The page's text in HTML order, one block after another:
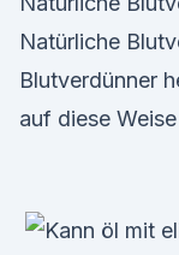
Natürliche
Blutverdünner
auf diese